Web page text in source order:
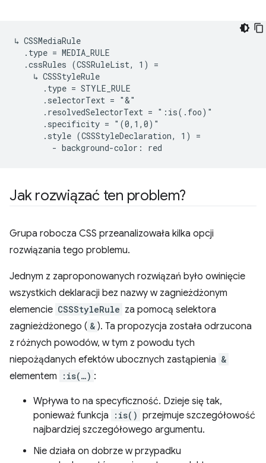
↳ CSSMediaRule
  .type = MEDIA_RULE
  .cssRules (CSSRuleList, 1) =
    ↳ CSSStyleRule
      .type = STYLE_RULE
      .selectorText = "&"
      .resolvedSelectorText = ":is(.foo)"
      .specificity = "(0,1,0)"
      .style (CSSStyleDeclaration, 1) =
Jak rozwiązać ten problem?
Grupa robocza CSS przeanalizowała kilka opcji
rozwiązania tego problemu.
Jednym z zaproponowanych rozwiązań było owinięcie
wszystkich deklaracji bez nazwy w zagnieżdżonym
elemencie CSSStyleRule za pomocą selektora
zagnieżdżonego ( & ). Ta propozycja została odrzucona
z różnych powodów, w tym z powodu tych
niepożądanych efektów ubocznych zastąpienia &
elementem :is(…) :
Wpływa to na specyficzność. Dzieje się tak,
ponieważ funkcja
:is() przejmuje szczegółowość
najbardziej szczegółowego argumentu.
Nie działa on dobrze w przypadku